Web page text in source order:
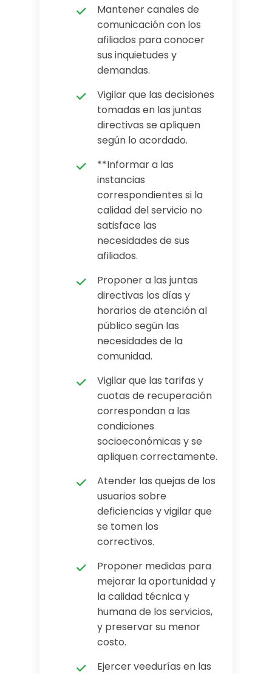
Mantener canales de
comunicación con los
afiliados para conocer
sus inquietudes y
demandas.
Vigilar que las decisiones
tomadas en las juntas
directivas se apliquen
según lo acordado.
**Informar a las
instancias
correspondientes si la
calidad del servicio no
satisface las
necesidades de sus
afiliados.
Proponer a las juntas
directivas los días y
horarios de atención al
público según las
necesidades de la
comunidad.
Vigilar que las tarifas y
cuotas de recuperación
correspondan a las
condiciones
socioeconómicas y se
apliquen correctamente.
Atender las quejas de los
usuarios sobre
deficiencias y vigilar que
se tomen los
correctivos.
Proponer medidas para
mejorar la oportunidad y
la calidad técnica y
humana de los servicios,
y preservar su menor
costo.
Ejercer veedurías en las